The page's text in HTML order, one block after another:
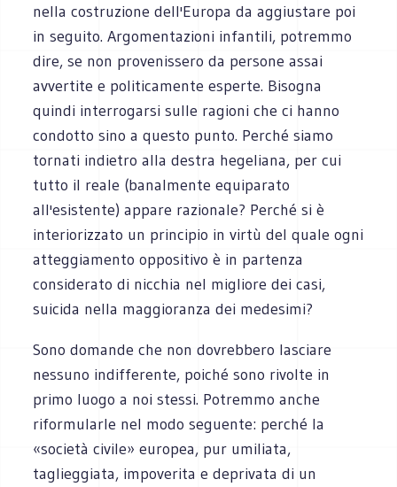
nella costruzione dell'Europa da aggiustare poi
in seguito. Argomentazioni infantili, potremmo
dire, se non provenissero da persone assai
avvertite e politicamente esperte. Bisogna
quindi interrogarsi sulle ragioni che ci hanno
condotto sino a questo punto. Perché siamo
tornati indietro alla destra hegeliana, per cui
tutto il reale (banalmente equiparato
all'esistente) appare razionale? Perché si è
interiorizzato un principio in virtù del quale ogni
atteggiamento oppositivo è in partenza
considerato di nicchia nel migliore dei casi,
suicida nella maggioranza dei medesimi?
Sono domande che non dovrebbero lasciare
nessuno indifferente, poiché sono rivolte in
primo luogo a noi stessi. Potremmo anche
riformularle nel modo seguente: perché la
«società civile» europea, pur umiliata,
taglieggiata, impoverita e deprivata di un